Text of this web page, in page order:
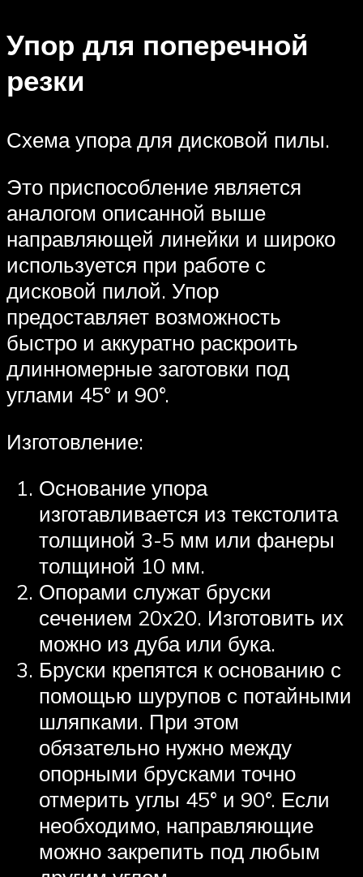
Упор для поперечной
резки
Схема упора для дисковой пилы.
Это приспособление является
аналогом описанной выше
направляющей линейки и широко
используется при работе с
дисковой пилой. Упор
предоставляет возможность
быстро и аккуратно раскроить
длинномерные заготовки под
углами 45° и 90°.
Изготовление:
Основание упора
изготавливается из текстолита
толщиной 3-5 мм или фанеры
толщиной 10 мм.
Опорами служат бруски
сечением 20х20. Изготовить их
можно из дуба или бука.
Бруски крепятся к основанию с
помощью шурупов с потайными
шляпками. При этом
обязательно нужно между
опорными брусками точно
отмерить углы 45° и 90°. Если
необходимо, направляющие
можно закрепить под любым